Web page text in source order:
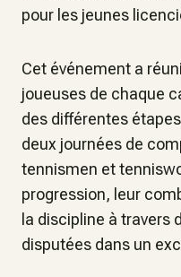
pour les jeunes
Cet événement a
joueuses de chaque
des différentes
deux journées de
tennismen et
progression, leur
la discipline à travers
disputées dans un